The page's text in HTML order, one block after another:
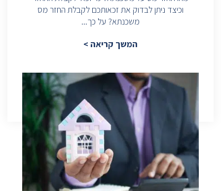
וכיצד ניתן לבדוק את זכאותכם לקבלת החזר מס
משכנתא? על כך...
המשך קריאה >